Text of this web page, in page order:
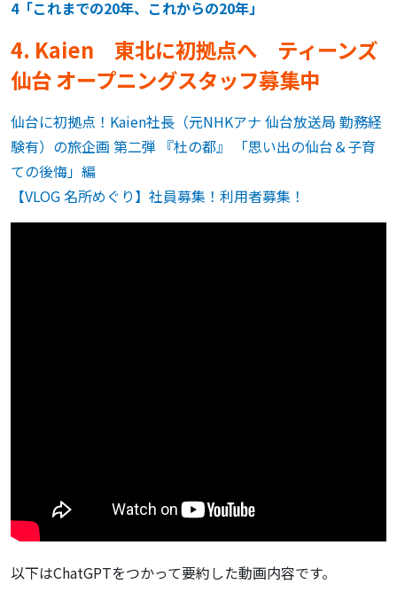
4「これまでの20年、これからの20年」
4. Kaien 東北に初拠点へ ティーンズ
仙台 オープニングスタッフ募集中
仙台に初拠点！Kaien社長（元NHKアナ 仙台放送局 勤務経
験有）の旅企画 第二弾 『杜の都』 「思い出の仙台＆子育
ての後悔」編
【VLOG 名所めぐり】社員募集！利用者募集！
以下はChatGPTをつかって要約した動画内容です。